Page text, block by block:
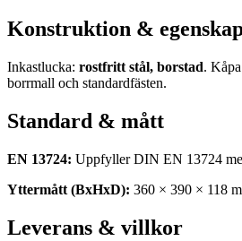
Konstruktion &
Inkastlucka: rostfritt stål, borstad.
borrmall och standardfästen.
Standard & mått
EN 13724: Uppfyller DIN EN 13724
Yttermått (BxHxD): 360 × 390 × 118
Leverans & villkor